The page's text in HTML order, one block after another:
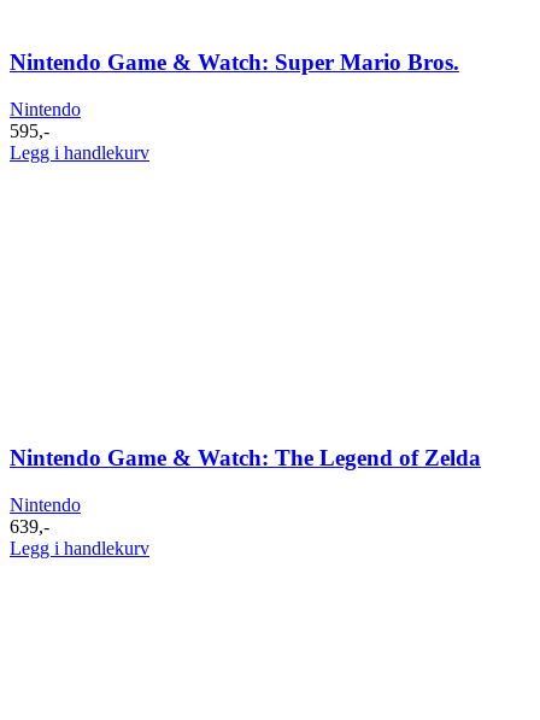
Nintendo Game & Watch: Super Mario Bros.
Nintendo
595,-
Legg i handlekurv
Nintendo Game & Watch: The Legend of Zelda
Nintendo
639,-
Legg i handlekurv